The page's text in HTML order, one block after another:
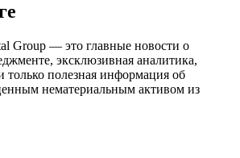
Group — это главные новости о
эксклюзивная аналитика,
только полезная информация об
нематериальным активом из